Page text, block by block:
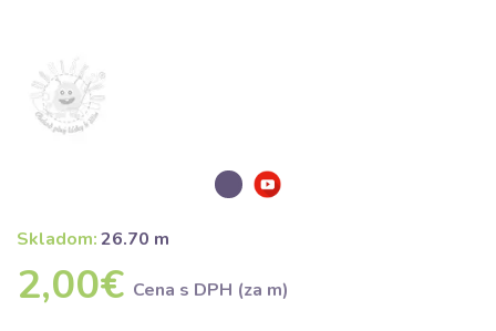
Skladom:26.70 m
2,00€ Cena s DPH (za m)